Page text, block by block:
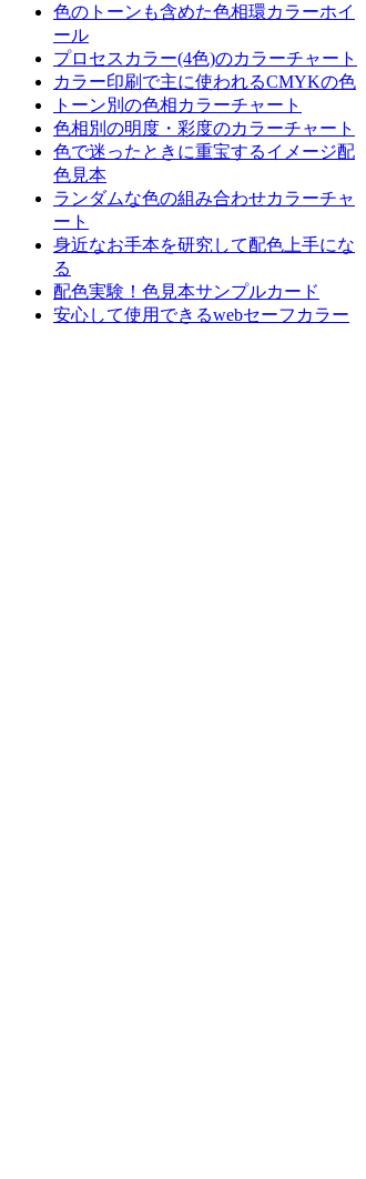
色のトーンも含めた色相環カラーホイ
ール
プロセスカラー(4色)のカラーチャート
カラー印刷で主に使われるCMYKの色
トーン別の色相カラーチャート
色相別の明度・彩度のカラーチャート
色で迷ったときに重宝するイメージ配
色見本
ランダムな色の組み合わせカラーチャ
ート
身近なお手本を研究して配色上手にな
る
配色実験！色見本サンプルカード
安心して使用できるwebセーフカラー